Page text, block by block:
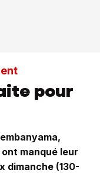
pour
manqué leur
dimanche (130-